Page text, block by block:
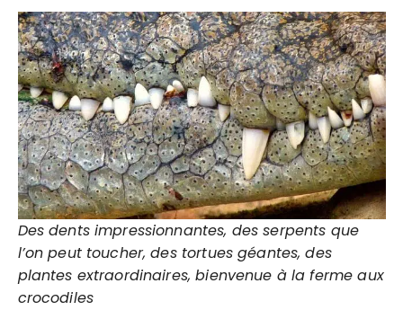
Des dents impressionnantes, des serpents que
l’on peut toucher, des tortues géantes, des
plantes extraordinaires, bienvenue à la ferme aux
crocodiles